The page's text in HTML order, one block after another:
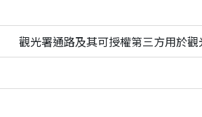
觀光署通路及其可授權第三方用於觀